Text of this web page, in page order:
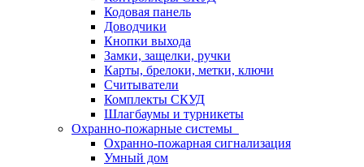
Кодовая панель
Доводчики
Кнопки выхода
Замки, защелки, ручки
Карты, брелоки, метки, ключи
Считыватели
Комплекты СКУД
Шлагбаумы и турникеты
Охранно-пожарные системы
Охранно-пожарная сигнализация
Умный дом